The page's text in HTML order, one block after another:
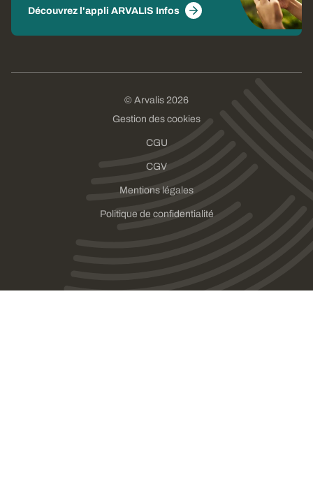
Découvrez l'appli ARVALIS Infos
© Arvalis 2026
Gestion des cookies
CGU
CGV
Mentions légales
Politique de confidentialité